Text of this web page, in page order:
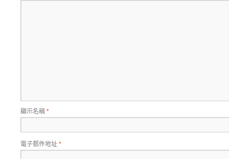
顯示名稱*
電子郵件地址*